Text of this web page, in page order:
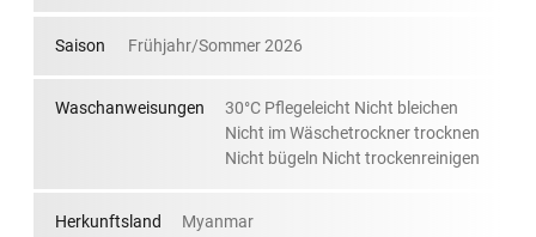
Saison Frühjahr/Sommer 2026
Waschanweisungen
30°C Pflegeleicht Nicht bleichen
Nicht im Wäschetrockner trocknen
Nicht bügeln Nicht trockenreinigen
Herkunftsland Myanmar